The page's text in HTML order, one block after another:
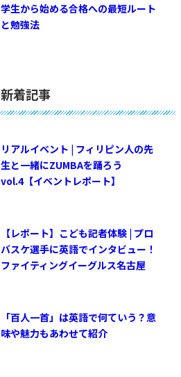
学生から始める合格への最短ルート
と勉強法
新着記事
リアルイベント | フィリピン人の先
生と一緒にZUMBAを踊ろう
vol.4【イベントレポート】
【レポート】こども記者体験 | プロ
バスケ選手に英語でインタビュー！
ファイティングイーグルス名古屋
「百人一首」は英語で何ていう？意
味や魅力もあわせて紹介